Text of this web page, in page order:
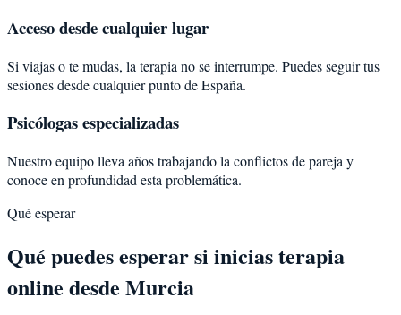
Acceso desde cualquier lugar
Si viajas o te mudas, la terapia no se interrumpe. Puedes seguir tus
sesiones desde cualquier punto de España.
Psicólogas especializadas
Nuestro equipo lleva años trabajando la conflictos de pareja y
conoce en profundidad esta problemática.
Qué esperar
Qué puedes esperar si inicias terapia
online desde Murcia